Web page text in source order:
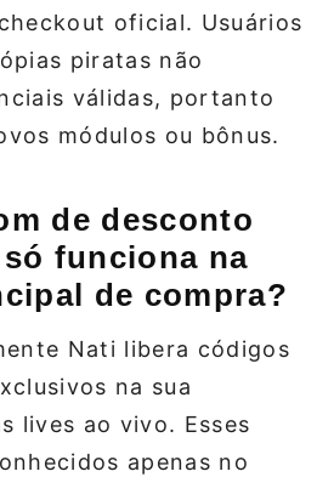
oficial. Usuários
piratas não
válidas, portanto
módulos ou bônus.
de desconto
funciona na
de compra?
Nati libera códigos
na sua
lives ao vivo. Esses
apenas no